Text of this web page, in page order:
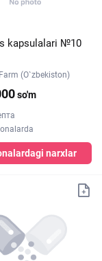
kapsulalari №10
(O`zbekiston)
so'm
narxlar